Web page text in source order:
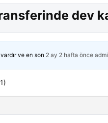
dev
ve en son 2 ay 2 hafta önce